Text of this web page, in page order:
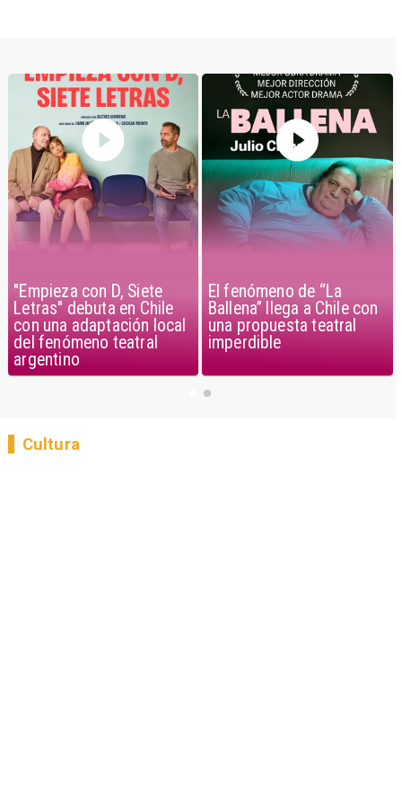
"Empieza con D, Siete
Letras" debuta en Chile
con una adaptación local
del fenómeno teatral
argentino
El fenómeno de “La
Ballena” llega a Chile con
una propuesta teatral
imperdible
Cultura